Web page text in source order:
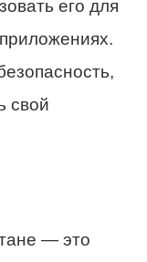
его для
свой
— это